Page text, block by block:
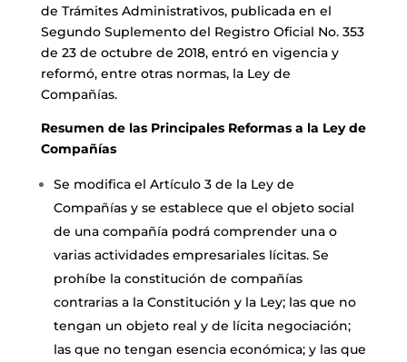
de Trámites Administrativos, publicada en el
Segundo Suplemento del Registro Oficial No. 353
de 23 de octubre de 2018, entró en vigencia y
reformó, entre otras normas, la Ley de
Compañías.
Resumen de las Principales Reformas a la Ley de
Compañías
Se modifica el Artículo 3 de la Ley de
Compañías y se establece que el objeto social
de una compañía podrá comprender una o
varias actividades empresariales lícitas. Se
prohíbe la constitución de compañías
contrarias a la Constitución y la Ley; las que no
tengan un objeto real y de lícita negociación;
las que no tengan esencia económica; y las que